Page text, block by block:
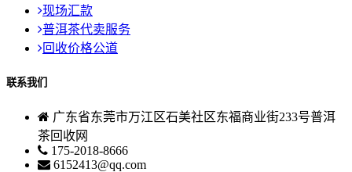
现场汇款
普洱茶代卖服务
回收价格公道
联系我们
广东省东莞市万江区石美社区东福商业街233号普洱
茶回收网
175-2018-8666
6152413@qq.com